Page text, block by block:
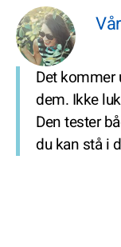
Det kommer
dem. Ikke
Den tester
du kan stå i